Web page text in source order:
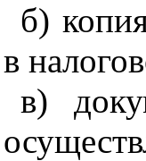
б)
в
в)